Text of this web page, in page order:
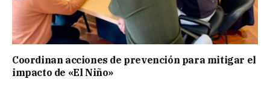
Coordinan acciones de prevención para mitigar el
impacto de «El Niño»